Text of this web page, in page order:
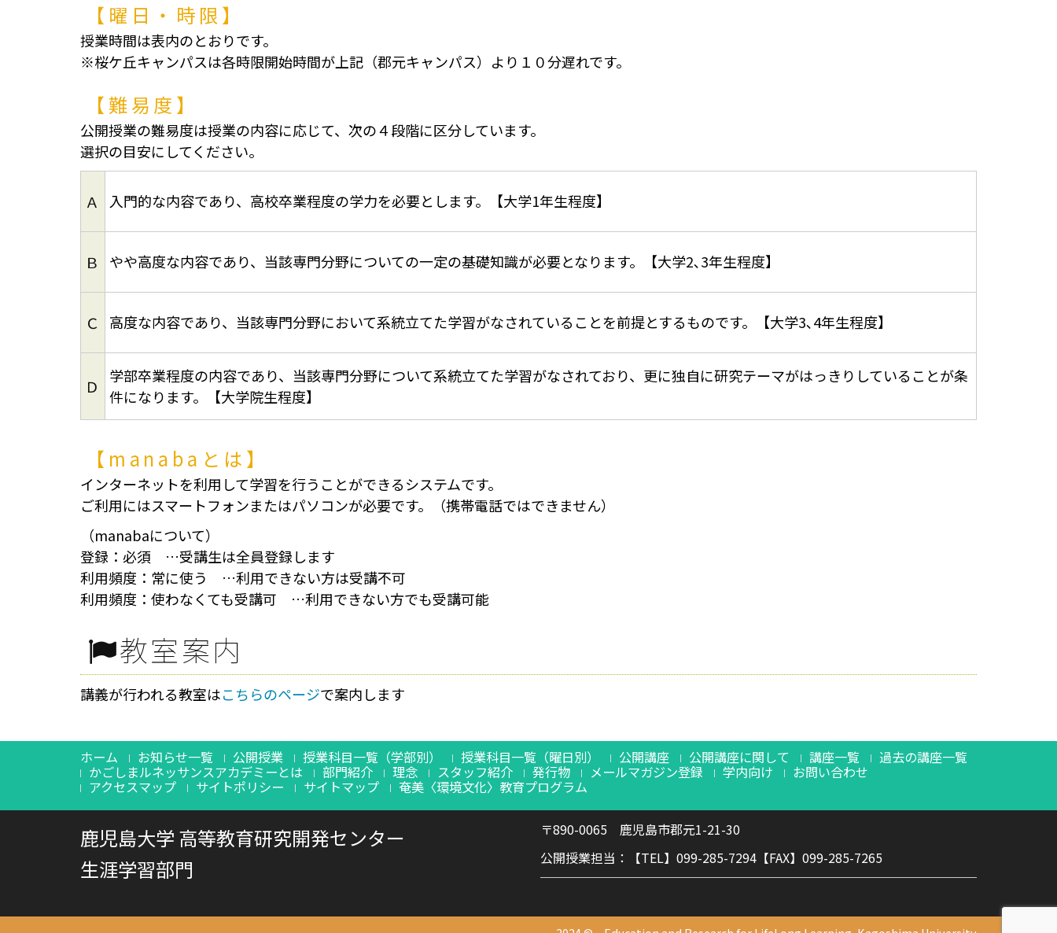
【曜日・時限】
授業時間は表内のとおりです。
※桜ケ丘キャンパスは各時限開始時間が上記（郡元キャンパス）より１０分遅れです。
【難易度】
公開授業の難易度は授業の内容に応じて、次の４段階に区分しています。
選択の目安にしてください。
Ａ 入門的な内容であり、高校卒業程度の学力を必要とします。【大学1年生程度】
Ｂ やや高度な内容であり、当該専門分野についての一定の基礎知識が必要となります。【大学2､3年生程度】
Ｃ 高度な内容であり、当該専門分野において系統立てた学習がなされていることを前提とするものです。【大学3､4年生程度】
Ｄ
学部卒業程度の内容であり、当該専門分野について系統立てた学習がなされており、更に独自に研究テーマがはっきりしていることが条
件になります。【大学院生程度】
【manabaとは】
インターネットを利用して学習を行うことができるシステムです。
ご利用にはスマートフォンまたはパソコンが必要です。（携帯電話ではできません）
（manabaについて）
登録：必須 …受講生は全員登録します
利用頻度：常に使う …利用できない方は受講不可
利用頻度：使わなくても受講可 …利用できない方でも受講可能
教室案内
講義が行われる教室はこちらのページで案内します
ホーム お知らせ一覧 公開授業 授業科目一覧（学部別） 授業科目一覧（曜日別） 公開講座 公開講座に関して 講座一覧 過去の講座一覧
かごしまルネッサンスアカデミーとは 部門紹介 理念 スタッフ紹介 発行物 メールマガジン登録 学内向け お問い合わせ
アクセスマップ サイトポリシー サイトマップ 奄美〈環境文化〉教育プログラム
鹿児島大学 高等教育研究開発センター
生涯学習部門
〒890-0065 鹿児島市郡元1-21-30
公開授業担当：【TEL】099-285-7294【FAX】099-285-7265